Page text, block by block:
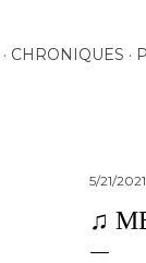
CHRONIQUES
5/21/
♫